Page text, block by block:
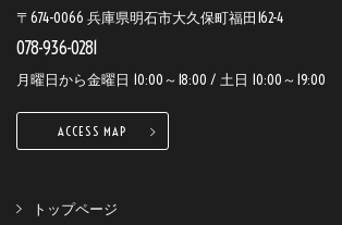
〒674-0066 兵庫県明石市大久保町福田162-4
078-936-0281
月曜日から金曜日 10:00～18:00 / 土日 10:00～19:00
ACCESS MAP
トップページ